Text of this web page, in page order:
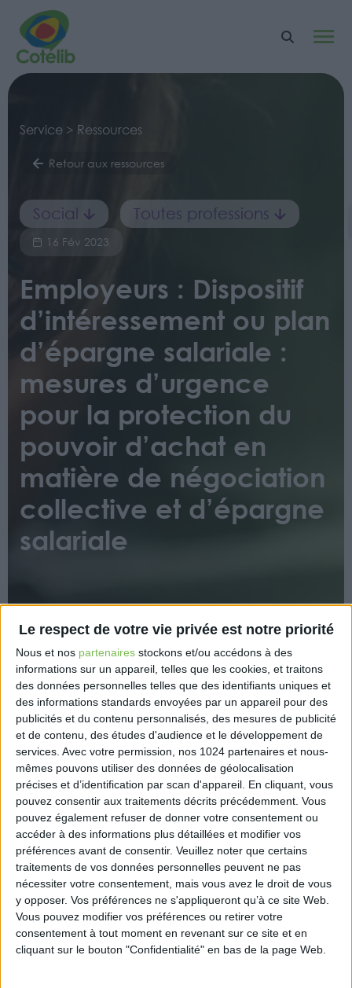
Le respect de votre vie privée est notre priorité
Nous et nos partenaires stockons et/ou accédons à des
informations sur un appareil, telles que les cookies, et traitons
des données personnelles telles que des identifiants uniques et
des informations standards envoyées par un appareil pour des
publicités et du contenu personnalisés, des mesures de publicité
et de contenu, des études d'audience et le développement de
services. Avec votre permission, nos 1024 partenaires et nous-
mêmes pouvons utiliser des données de géolocalisation
précises et d’identification par scan d'appareil. En cliquant, vous
pouvez consentir aux traitements décrits précédemment. Vous
pouvez également refuser de donner votre consentement ou
accéder à des informations plus détaillées et modifier vos
préférences avant de consentir. Veuillez noter que certains
traitements de vos données personnelles peuvent ne pas
nécessiter votre consentement, mais vous avez le droit de vous
y opposer. Vos préférences ne s'appliqueront qu’à ce site Web.
Vous pouvez modifier vos préférences ou retirer votre
consentement à tout moment en revenant sur ce site et en
cliquant sur le bouton "Confidentialité" en bas de la page Web.
Service > Ressources
Retour aux ressources
Social Toutes professions
16 Fév 2023
Employeurs : Dispositif
d’intéressement ou plan
d’épargne salariale :
mesures d’urgence
pour la protection du
pouvoir d’achat en
matière de négociation
collective et d’épargne
salariale
Ce décret fixe la durée maximale de la procédure
d’extension pour les accords relatifs aux salaires
lorsque le SMIC a connu deux augmentations au
cours des 12 derniers mois et complète les modalités
d’élargissement et d’extension. Il précise les critères
permettant au ministre d’apprécier la faiblesse
conventionnelle et de procéder le cas échéant à la
fusion de branches professionnelles. Il fixe
également les conditions dans lesquelles, lorsque
l’accord d’intéressement a été rédigé selon une
procédure dématérialisée permettant de vérifier
préalablement sa conformité aux dispositions
légales en vigueur, les exonérations sociales et
fiscales qui lui sont attachées sont réputées
acquises pour la durée dudit accord à compter de
son dépôt. Il tire les conséquences au niveau